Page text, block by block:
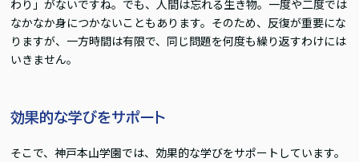
わり」がないですね。でも、人間は忘れる生き物。一度や二度では
なかなか身につかないこともあります。そのため、反復が重要にな
りますが、一方時間は有限で、同じ問題を何度も繰り返すわけには
いきません。
効果的な学びをサポート
そこで、神戸本山学園では、効果的な学びをサポートしています。